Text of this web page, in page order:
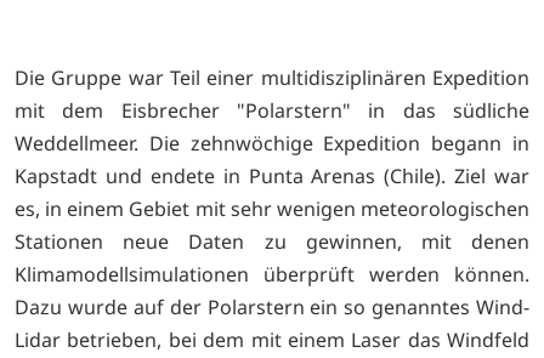
Die Gruppe war Teil einer multidisziplinären Expedition
mit dem Eisbrecher "Polarstern" in das südliche
Weddellmeer. Die zehnwöchige Expedition begann in
Kapstadt und endete in Punta Arenas (Chile). Ziel war
es, in einem Gebiet mit sehr wenigen meteorologischen
Stationen neue Daten zu gewinnen, mit denen
Klimamodellsimulationen überprüft werden können.
Dazu wurde auf der Polarstern ein so genanntes Wind-
Lidar betrieben, bei dem mit einem Laser das Windfeld